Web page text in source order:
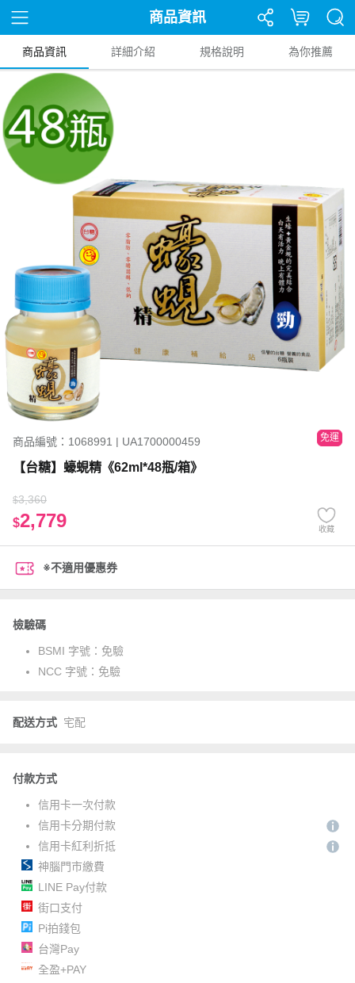
商品資訊
商品資訊 詳細介紹 規格說明 為你推薦
商品編號：1068991 | UA1700000459 免運
【台糖】蠔蜆精《62ml*48瓶/箱》
$3,360
$2,779 收藏
※不適用優惠券
檢驗碼
BSMI 字號： 免驗
NCC 字號： 免驗
配送方式 宅配
付款方式
信用卡一次付款
信用卡分期付款
信用卡紅利折抵
神腦門市繳費
LINE Pay付款
街口支付
Pi拍錢包
台灣Pay
全盈+PAY